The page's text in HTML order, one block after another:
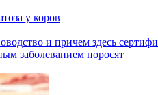
у коров
и причем здесь
заболеванием поросят